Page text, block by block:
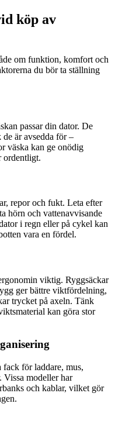
köp av
om funktion, komfort och
du bör ta ställning
passar din dator. De
är avsedda för –
väska kan ge onödig
ordentligt.
repor och fukt. Leta efter
hörn och vattenavvisande
i regn eller på cykel kan
vara en fördel.
viktig. Ryggsäckar
ger bättre viktfördelning,
trycket på axeln. Tänk
kan göra stor
för laddare, mus,
Vissa modeller har
och kablar, vilket gör